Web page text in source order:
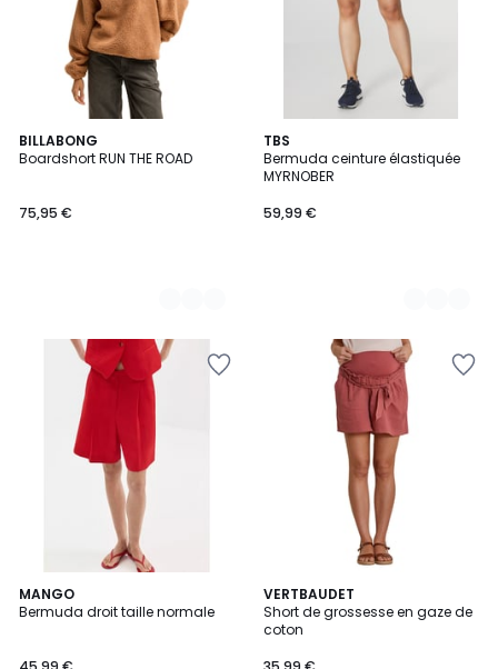
BILLABONG
Boardshort RUN THE ROAD
75,95 €
5
Couleurs
TBS
Bermuda ceinture élastiquée
MYRNOBER
59,99 €
4
Couleurs
MANGO
Bermuda droit taille normale
2
Couleurs
VERTBAUDET
Short de grossesse en gaze de
coton